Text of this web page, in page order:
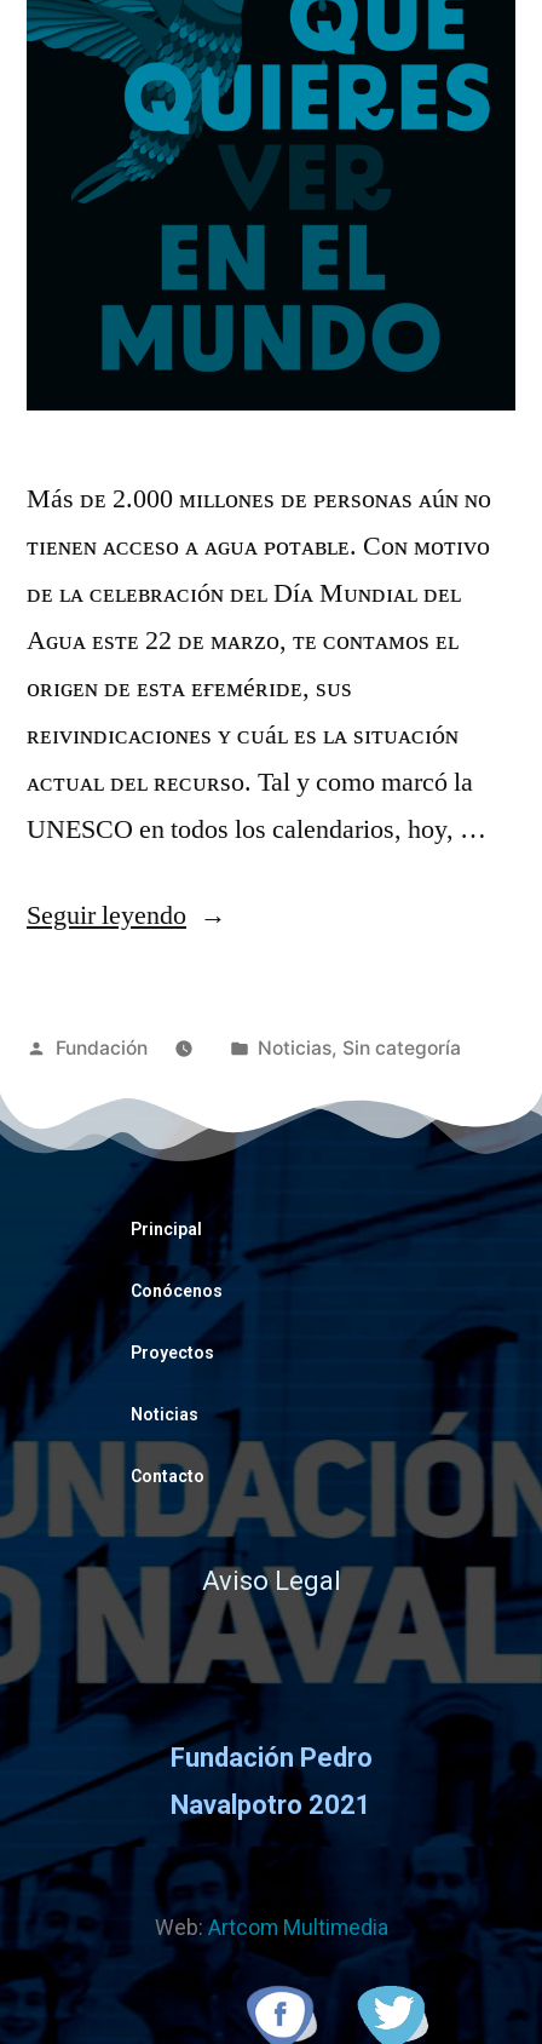
Más ᴅᴇ 2.000 ᴍɪʟʟᴏɴᴇs ᴅᴇ ᴘᴇʀsᴏɴᴀs ᴀúɴ ɴᴏ
ᴛɪᴇɴᴇɴ ᴀᴄᴄᴇsᴏ ᴀ ᴀɢᴜᴀ ᴘᴏᴛᴀʙʟᴇ. Cᴏɴ ᴍᴏᴛɪᴠᴏ
ᴅᴇ ʟᴀ ᴄᴇʟᴇʙʀᴀᴄɪóɴ ᴅᴇʟ Díᴀ Mᴜɴᴅɪᴀʟ ᴅᴇʟ
Aɢᴜᴀ ᴇsᴛᴇ 22 ᴅᴇ ᴍᴀʀᴢᴏ, ᴛᴇ ᴄᴏɴᴛᴀᴍᴏs ᴇʟ
ᴏʀɪɢᴇɴ ᴅᴇ ᴇsᴛᴀ ᴇғᴇᴍéʀɪᴅᴇ, sᴜs
ʀᴇɪᴠɪɴᴅɪᴄᴀᴄɪᴏɴᴇs ʏ ᴄᴜáʟ ᴇs ʟᴀ sɪᴛᴜᴀᴄɪóɴ
ᴀᴄᴛᴜᴀʟ ᴅᴇʟ ʀᴇᴄᴜʀsᴏ. Tal y como marcó la
UNESCO en todos los calendarios, hoy, …
Seguir leyendo
Fundación Noticias, Sin categoría
Principal
Conócenos
Proyectos
Noticias
Contacto
Aviso Legal
Fundación Pedro
Navalpotro 2021
Web: Artcom Multimedia